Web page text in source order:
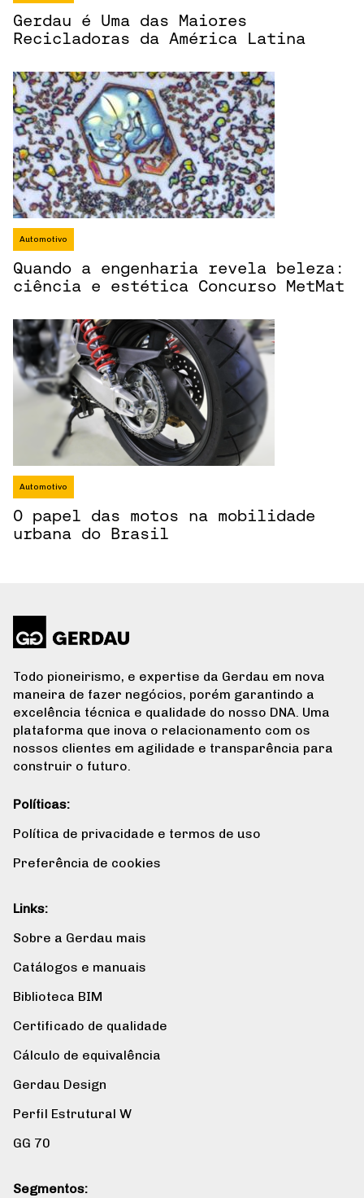
Gerdau é Uma das Maiores
Recicladoras da América Latina
Automotivo
Quando a engenharia revela beleza:
ciência e estética Concurso MetMat
Automotivo
O papel das motos na mobilidade
urbana do Brasil
Todo pioneirismo, e expertise da Gerdau em nova
maneira de fazer negócios, porém garantindo a
excelência técnica e qualidade do nosso DNA. Uma
plataforma que inova o relacionamento com os
nossos clientes em agilidade e transparência para
construir o futuro.
Políticas:
Política de privacidade e termos de uso
Preferência de cookies
Links:
Sobre a Gerdau mais
Catálogos e manuais
Biblioteca BIM
Certificado de qualidade
Cálculo de equivalência
Gerdau Design
Perfil Estrutural W
GG 70
Segmentos: